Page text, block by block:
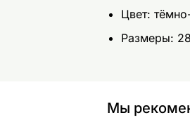
Цвет:
Размеры:
Мы